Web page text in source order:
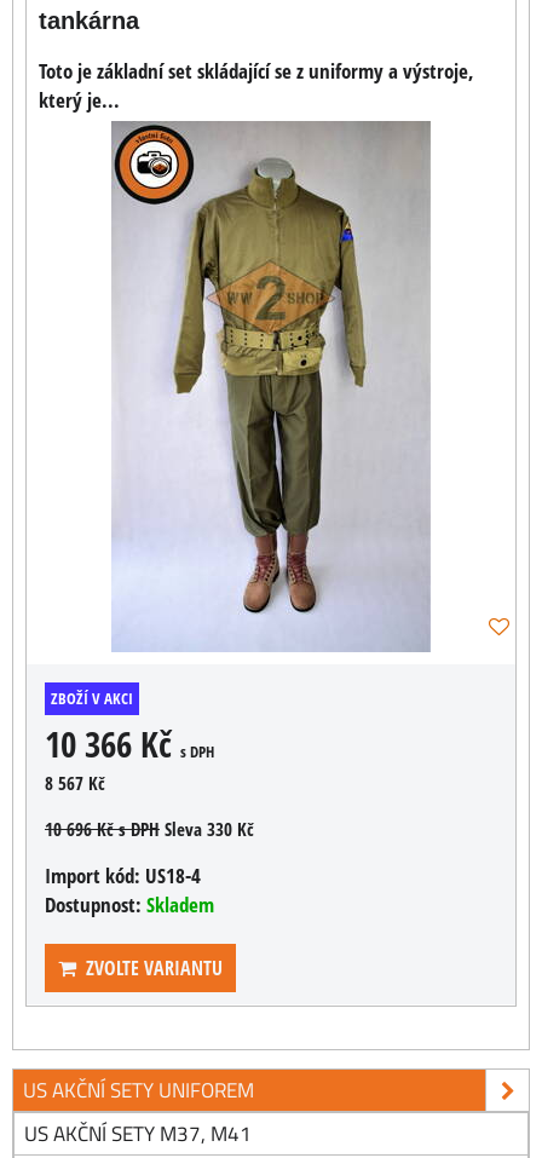
tankárna
Toto je základní set skládající se z uniformy a výstroje,
který je...
ZBOŽÍ V AKCI
10 366 Kč s DPH
8 567 Kč
10 696 Kčs DPHSleva 330 Kč
Import kód: US18-4
Dostupnost: Skladem
ZVOLTE VARIANTU
US AKČNÍ SETY UNIFOREM
US AKČNÍ SETY M37, M41